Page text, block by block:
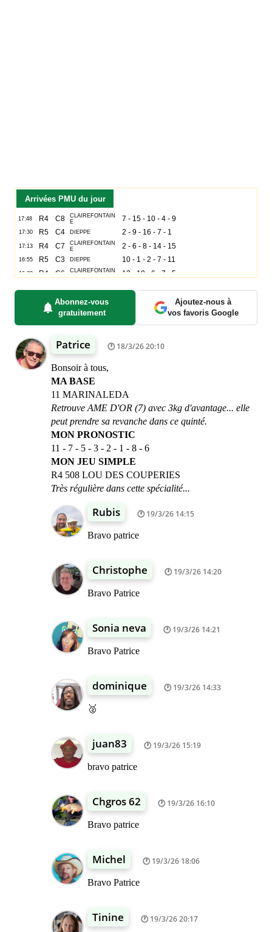
Arrivées PMU du jour
Abonnez-vous
gratuitement
Ajoutez-nous à
vos favoris Google
Patrice 18/3/26 20:10
Bonsoir à tous,
MA BASE
11 MARINALEDA
Retrouve AME D'OR (7) avec 3kg d'avantage... elle
peut prendre sa revanche dans ce quinté.
MON PRONOSTIC
11 - 7 - 5 - 3 - 2 - 1 - 8 - 6
MON JEU SIMPLE
R4 508 LOU DES COUPERIES
Très régulière dans cette spécialité...
Rubis 19/3/26 14:15
Bravo patrice
Christophe 19/3/26 14:20
Bravo Patrice
Sonia neva 19/3/26 14:21
Bravo Patrice
dominique 19/3/26 14:33
🥈
juan83 19/3/26 15:19
bravo patrice
Chgros 62 19/3/26 16:10
Bravo patrice
Michel 19/3/26 18:06
Bravo Patrice
Tinine 19/3/26 20:17